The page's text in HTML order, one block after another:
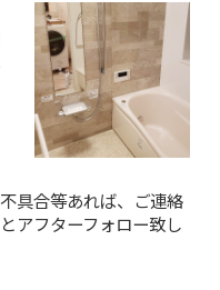
具合等あれば、ご連絡
アフターフォロー致し